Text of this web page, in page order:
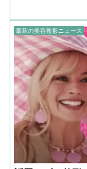
最新の美容整形ニュース